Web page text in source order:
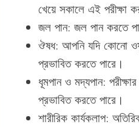
খেয়ে সকালে এই পরীক্ষা
জল পান: জল পান করতে
ঔষধ: আপনি যদি কোনো
প্রভাবিত করতে পারে।
ধূমপান ও মদ্যপান:
প্রভাবিত করতে পারে।
শারীরিক কার্যকলাপ: